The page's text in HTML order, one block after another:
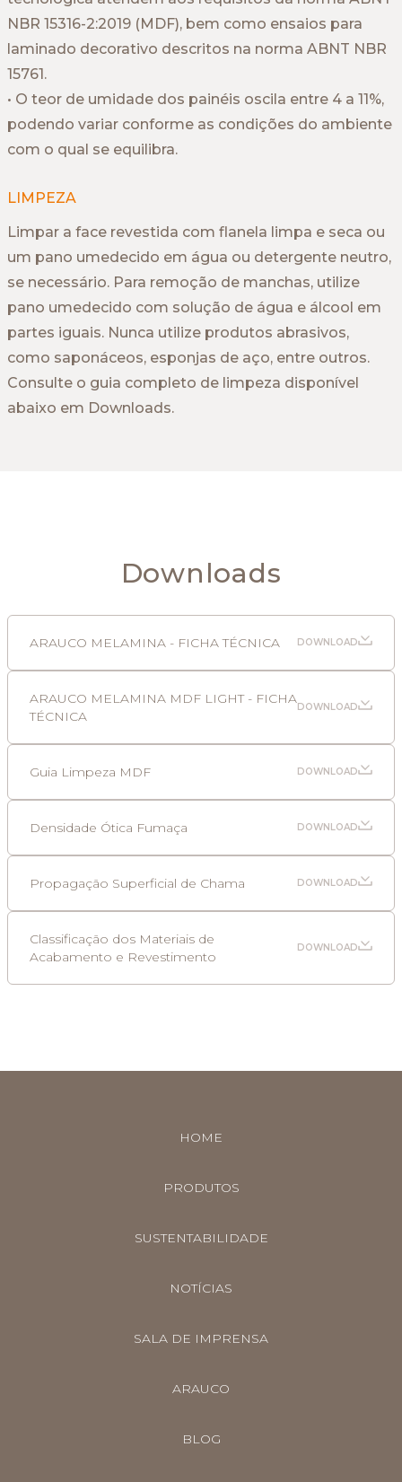
NBR 15316-2:2019 (MDF), bem como ensaios para
laminado decorativo descritos na norma ABNT NBR
15761.
• O teor de umidade dos painéis oscila entre 4 a 11%,
podendo variar conforme as condições do ambiente
com o qual se equilibra.
LIMPEZA
Limpar a face revestida com flanela limpa e seca ou
um pano umedecido em água ou detergente neutro,
se necessário. Para remoção de manchas, utilize
pano umedecido com solução de água e álcool em
partes iguais. Nunca utilize produtos abrasivos,
como saponáceos, esponjas de aço, entre outros.
Consulte o guia completo de limpeza disponível
abaixo em Downloads.
Downloads
ARAUCO MELAMINA - FICHA TÉCNICA DOWNLOAD
ARAUCO MELAMINA MDF LIGHT - FICHA
TÉCNICA
DOWNLOAD
Guia Limpeza MDF DOWNLOAD
Densidade Ótica Fumaça DOWNLOAD
Propagação Superficial de Chama DOWNLOAD
Classificação dos Materiais de
Acabamento e Revestimento
DOWNLOAD
HOME
PRODUTOS
SUSTENTABILIDADE
NOTÍCIAS
SALA DE IMPRENSA
ARAUCO
BLOG